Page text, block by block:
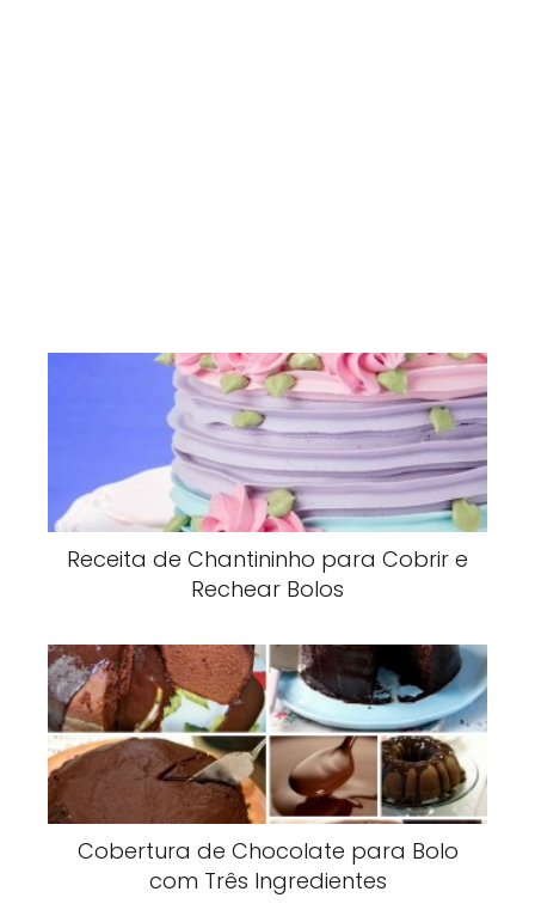
Receita de Chantininho para Cobrir e
Rechear Bolos
Cobertura de Chocolate para Bolo
com Três Ingredientes